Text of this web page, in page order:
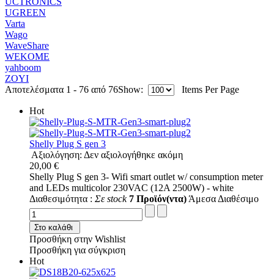
UGREEN
Varta
Wago
WaveShare
WEKOME
yahboom
ZOYI
Αποτελέσματα 1 - 76 από 76Show: Items Per Page
Hot
Shelly Plug S gen 3
Αξιολόγηση: Δεν αξιολογήθηκε ακόμη
20,00 €
Shelly Plug S gen 3- Wifi smart outlet w/ consumption meter
and LEDs multicolor 230VAC (12A 2500W) - white
Διαθεσιμότητα : Σε stock 7 Προϊόν(ντα) Άμεσα Διαθέσιμο
Στο καλάθι
Προσθήκη στην Wishlist
Προσθήκη για σύγκριση
Hot